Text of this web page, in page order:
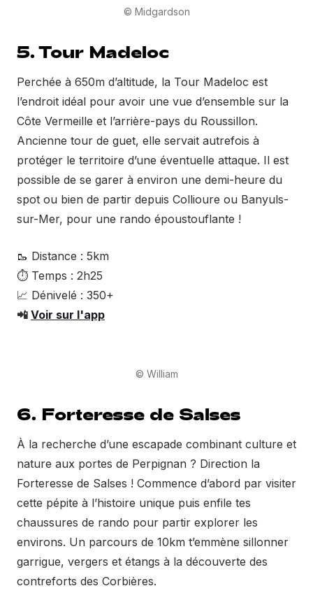
© Midgardson
5. Tour Madeloc
Perchée à 650m d’altitude, la Tour Madeloc est
l’endroit idéal pour avoir une vue d’ensemble sur la
Côte Vermeille et l’arrière-pays du Roussillon.
Ancienne tour de guet, elle servait autrefois à
protéger le territoire d’une éventuelle attaque. Il est
possible de se garer à environ une demi-heure du
spot ou bien de partir depuis Collioure ou Banyuls-
sur-Mer, pour une rando époustouflante !
🥾 Distance : 5km
⏱ Temps : 2h25
📈 Dénivelé : 350+
📲 Voir sur l'app
© William
6. Forteresse de Salses
À la recherche d’une escapade combinant culture et
nature aux portes de Perpignan ? Direction la
Forteresse de Salses ! Commence d’abord par visiter
cette pépite à l’histoire unique puis enfile tes
chaussures de rando pour partir explorer les
environs. Un parcours de 10km t’emmène sillonner
garrigue, vergers et étangs à la découverte des
contreforts des Corbières.